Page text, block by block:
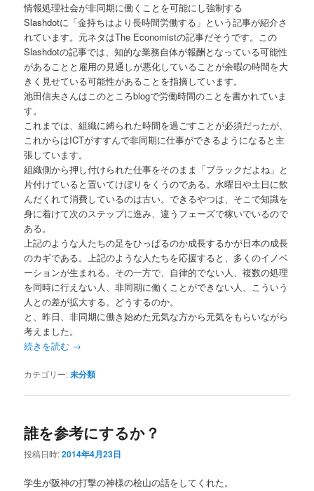
情報処理社会が非同期に働くことを可能にし強制する
Slashdotに「金持ちはより長時間労働する」という記事が紹介さ
れています。元ネタはThe Economistの記事だそうです。この
Slashdotの記事では、知的な業務自体が報酬となっている可能性
があることと雇用の見通しが悪化していることが余暇の時間を大
きく見せている可能性があることを指摘しています。
池田信夫さんはこのところblogで労働時間のことを書かれていま
す。
これまでは、組織に縛られた時間を過ごすことが必須だったが、
これからはICTがすすんで非同期に仕事ができるようになると主
張しています。
組織側から押し付けられた仕事をそのまま「ブラックだよね」と
片付けていると置いてけぼりをくうのである。水曜日や土日に飲
んだくれて消費しているのは古い。できるやつは、そこで知識を
身に着けて次のステップに進み、違うフェーズで稼いでいるので
ある。
上記のような人たちの足をひっぱるのか成長するかが日本の成長
のカギである。上記のような人たちを応援すると、多くのイノベ
ーションが生まれる。その一方で、自律的でない人、複数の処理
を同時に行えない人、非同期に働くことができない人、こういう
人との差が拡大する。どうするのか。
と、昨日、非同期に働き始めた元気な方から元気をもらいながら
考えました。
続きを読む →
カテゴリー:未分類
誰を参考にするか？
投稿日時:2014年4月23日
学生が阪神の打撃の神様の桧山の話をしてくれた。